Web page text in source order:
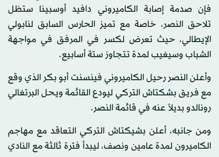
فإن صدمة إصابة الكاميروني دافيد أوسبينا ستظل
تلاحق النصر، خاصة مع تميز الحارس السابق لنابولي
الإيطالي، حيث تعرض لكسر في المرفق في مواجهة
الشباب وسيغيب لمدة تتجاوز ستة أسابيع.
وأعلن النصر رحيل الكاميروني فينسنت أبو بكر الذي وقع
مع فريق بشكتاش التركي ليودع القائمة ويحل البرتغالي
رونالدو بديلاً عنه في قائمة النصر.
ومن جانبه، أعلن بشيكتاش التركي التعاقد مع مهاجم
الكاميرون لمدة عامين ونصف، ليبدأ فترة ثالثة مع النادي